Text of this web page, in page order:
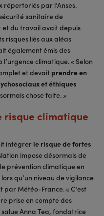
répertoriés par l’Anses.
sanitaire de
et du travail avait depuis
risques liés aux aléas
également émis des
climatique. « Selon
et devait prendre en
et éthiques
chose faite. »
risque climatique
intégrer le risque de fortes
impose désormais de
prévention climatique en
qu’un niveau de vigilance
Météo-France. « C’est
prise en compte des
Anna Tea, fondatrice